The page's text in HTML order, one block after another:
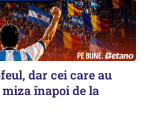
dar cei care au
înapoi de la